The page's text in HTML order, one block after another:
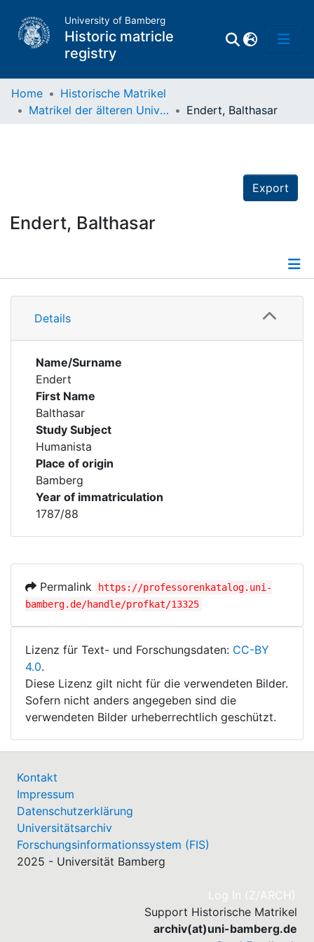
University of Bamberg
Historic matricle
registry
Home
Historische Matrikel
Matrikel der älteren Universität
Endert, Balthasar
Export
Endert, Balthasar
Details
Details
Name/Surname
Endert
First Name
Balthasar
Study Subject
Humanista
Place of origin
Bamberg
Year of immatriculation
1787/88
Permalink
https://professorenkatalog.uni-
bamberg.de/handle/profkat/13325
Lizenz für Text- und Forschungsdaten: CC-BY
4.0.
Diese Lizenz gilt nicht für die verwendeten Bilder.
Sofern nicht anders angegeben sind die
verwendeten Bilder urheberrechtlich geschützt.
Kontakt
Impressum
Datenschutzerklärung
Universitätsarchiv
Forschungsinformationssystem (FIS)
2025 - Universität Bamberg
Log In (Z/ARCH)
Support Historische Matrikel
archiv(at)uni-bamberg.de